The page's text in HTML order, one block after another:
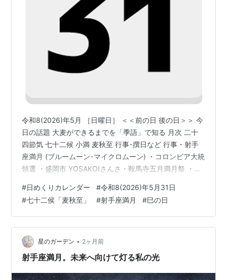
令和8(2026)年5月 ［日曜日］ ＜＜前の日 後の日＞＞ 今
日の話題 大麦ができるまでを「季語」で知る 月次 二十
四節気 七十二候 小満 麦秋至 行事･撰日など 行事・射手
座満月 (ブルームーン･マイクロムーン) ・コロンビア大統
領選 ・盛岡市 YOSAKOIさんさ・鞍馬寺五月満月祭 ・世
の日 ・天一天上［5/19-6/3］ 干支 乙巳（きのとみ）
［木］＋［火］ 「巳の日」 九星 九紫火星（きゅうしか
せい） 旧暦 4月15日 六曜 赤口（しゃっく･じゃっく･し
ゃっこう･ じゃっこう･せきぐち） 万事控える事。但し、
昼前後は吉。…
#日めくりカレンダー #令和8(2026)年5月31日
#七十二侯「麦秋至」 #射手座満月 #巳の日
星のガーデン • 2ヶ月前
射手座満月。未来へ向けて灯る私の光